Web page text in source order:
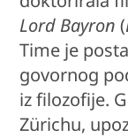
Lord Bayron (
Time je
govornog
iz filozofije.
Zürichu,